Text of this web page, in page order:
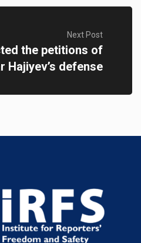
Next Post
the petitions of
Hajiyev’s defense